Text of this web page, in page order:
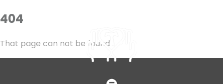
404
That page can not be found